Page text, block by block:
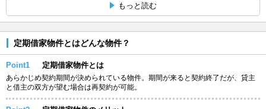
もっと読む
定期借家物件とはどんな物件？
Point1 定期借家物件とは
あらかじめ契約期間が決められている物件。期間が来ると契約終了だが、貸主
と借主の双方が望む場合は再契約が可能。